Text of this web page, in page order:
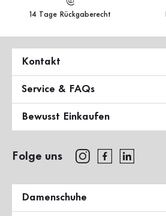
14 Tage Rückgaberecht
Kontakt
Service & FAQs
Bewusst Einkaufen
Folge uns
Damenschuhe